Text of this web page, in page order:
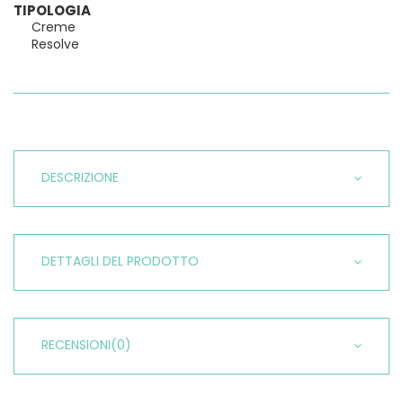
TIPOLOGIA
Creme
Resolve
DESCRIZIONE
DETTAGLI DEL PRODOTTO
RECENSIONI(0)